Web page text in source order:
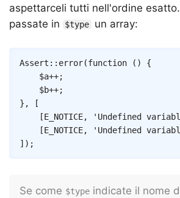
aspettarceli tutti nell'ordine
passate in
$type un array:
Assert :: error(function ( )
{
$a++;
$b++;
} ,
[
[E_NOTICE, 'Undefined
[E_NOTICE, 'Undefined
] ) ;
Se come $type indicate il nome